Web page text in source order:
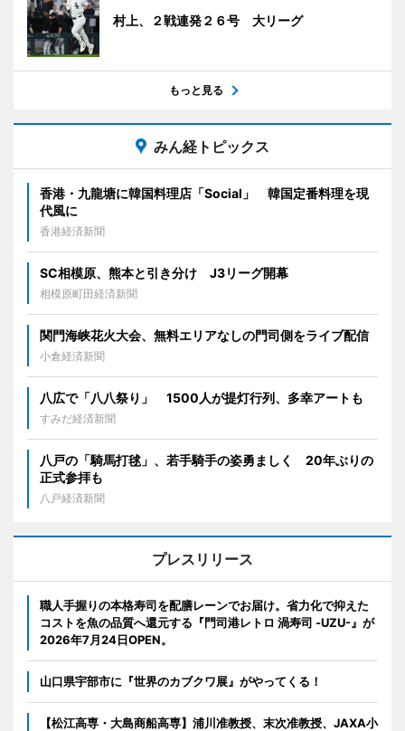
村上、２戦連発２６号 大リーグ
もっと見る
みん経トピックス
香港・九龍塘に韓国料理店「Social」 韓国定番料理を現
代風に
香港経済新聞
SC相模原、熊本と引き分け J3リーグ開幕
相模原町田経済新聞
関門海峡花火大会、無料エリアなしの門司側をライブ配信
小倉経済新聞
八広で「八八祭り」 1500人が提灯行列、多幸アートも
すみだ経済新聞
八戸の「騎馬打毬」、若手騎手の姿勇ましく 20年ぶりの
正式参拝も
八戸経済新聞
プレスリリース
職人手握りの本格寿司を配膳レーンでお届け。省力化で抑えた
コストを魚の品質へ還元する『門司港レトロ 渦寿司 -UZU-』が
2026年7月24日OPEN。
山口県宇部市に『世界のカブクワ展』がやってくる！
【松江高専・大島商船高専】浦川准教授、末次准教授、JAXA小